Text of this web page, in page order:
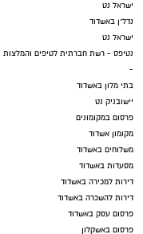
ישראל נט
נדל"ן באשדוד
ישראל נט
נטיפס - רשת חברתית לטיפים והמלצות
-
בתי מלון באשדוד
יישובניק נט
פרסום במקומונים
מקומון אשדוד
משלוחים באשדוד
מסעדות באשדוד
דירות למכירה באשדוד
דירות להשכרה באשדוד
פרסום עסק באשדוד
פרסום באשקלון